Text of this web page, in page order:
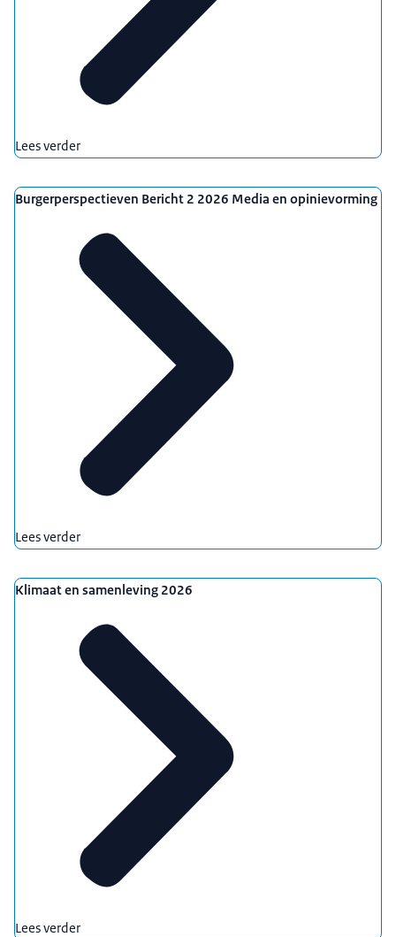
Lees verder
Burgerperspectieven Bericht 2 2026 Media en opinievorming
Lees verder
Klimaat en samenleving 2026
Lees verder